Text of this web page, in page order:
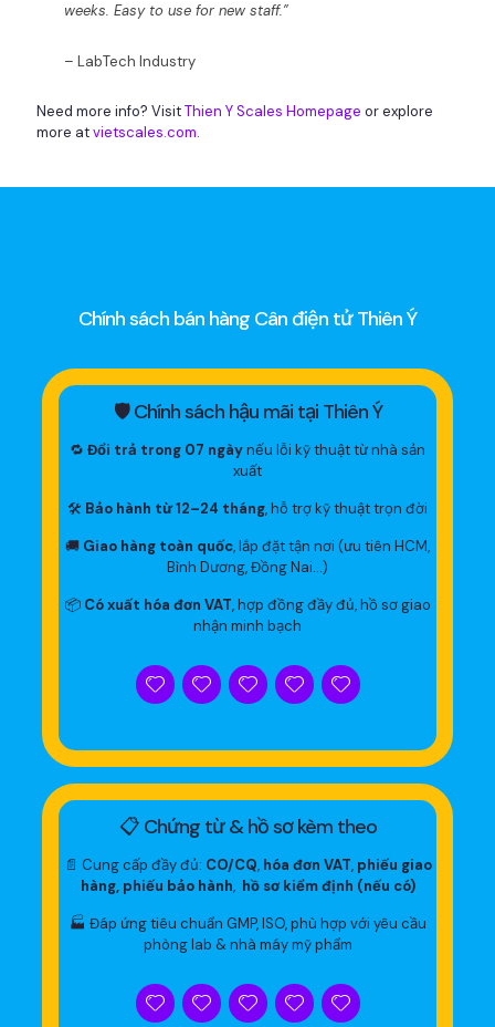
weeks. Easy to use for new staff.”
– LabTech Industry
Need more info? VisitThien Y Scales Homepage or explore
more atvietscales.com.
Chính sách bán hàng Cân điện tử Thiên Ý
🛡 Chính sách hậu mãi tại Thiên Ý
🔁 Đổi trả trong 07 ngàynếu lỗi kỹ thuật từ nhà sản
xuất
🛠 Bảo hành từ 12–24 tháng, hỗ trợ kỹ thuật trọn đời
🚚 Giao hàng toàn quốc, lắp đặt tận nơi (ưu tiên HCM,
Bình Dương, Đồng Nai…)
📦 Có xuất hóa đơn VAT, hợp đồng đầy đủ, hồ sơ giao
nhận minh bạch
📋 Chứng từ & hồ sơ kèm theo
📄 Cung cấp đầy đủ: CO/CQ, hóa đơn VAT, phiếu giao
hàng, phiếu bảo hành, hồ sơ kiểm định (nếu có)
🏭 Đáp ứng tiêu chuẩn GMP, ISO, phù hợp với yêu cầu
phòng lab & nhà máy mỹ phẩm